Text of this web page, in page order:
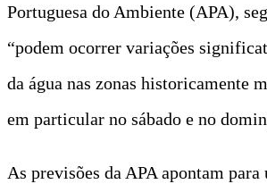
Portuguesa do Ambiente (APA),
“podem ocorrer variações
da água nas zonas historicamente
em particular no sábado e no
As previsões da APA apontam para